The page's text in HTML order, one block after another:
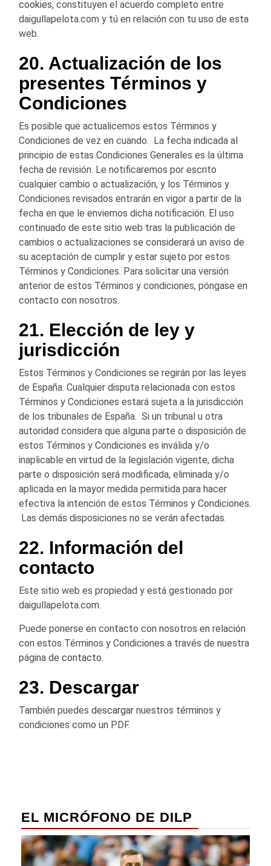
cookies, constituyen el acuerdo completo entre
daigullapelota.com y tú en relación con tu uso de esta
web.
20. Actualización de los
presentes Términos y
Condiciones
Es posible que actualicemos estos Términos y
Condiciones de vez en cuando. La fecha indicada al
principio de estas Condiciones Generales es la última
fecha de revisión. Le notificaremos por escrito
cualquier cambio o actualización, y los Términos y
Condiciones revisados entrarán en vigor a partir de la
fecha en que le enviemos dicha notificación. El uso
continuado de este sitio web tras la publicación de
cambios o actualizaciones se considerará un aviso de
su aceptación de cumplir y estar sujeto por estos
Términos y Condiciones. Para solicitar una versión
anterior de estos Términos y condiciones, póngase en
contacto con nosotros.
21. Elección de ley y
jurisdicción
Estos Términos y Condiciones se regirán por las leyes
de España. Cualquier disputa relacionada con estos
Términos y Condiciones estará sujeta a la jurisdicción
de los tribunales de España. Si un tribunal u otra
autoridad considera que alguna parte o disposición de
estos Términos y Condiciones es inválida y/o
inaplicable en virtud de la legislación vigente, dicha
parte o disposición será modificada, eliminada y/o
aplicada en la mayor medida permitida para hacer
efectiva la intención de estos Términos y Condiciones.
Las demás disposiciones no se verán afectadas.
22. Información del
contacto
Este sitio web es propiedad y está gestionado por
daigullapelota.com.
Puede ponerse en contacto con nosotros en relación
con estos Términos y Condiciones a través de nuestra
página de contacto.
23. Descargar
También puedes descargar nuestros términos y
condiciones como un PDF.
EL MICRÓFONO DE DILP